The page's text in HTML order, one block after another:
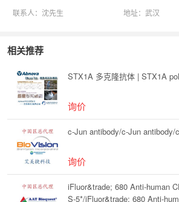
联系人： 沈先生 地址： 武汉
相关推荐
STX1A 多克隆抗体 | STX1A
询价
c-Jun antibody/c-Jun antibody/
询价
iFluor&trade; 680 Anti-human
S-5*/iFluor&trade; 680 Anti-